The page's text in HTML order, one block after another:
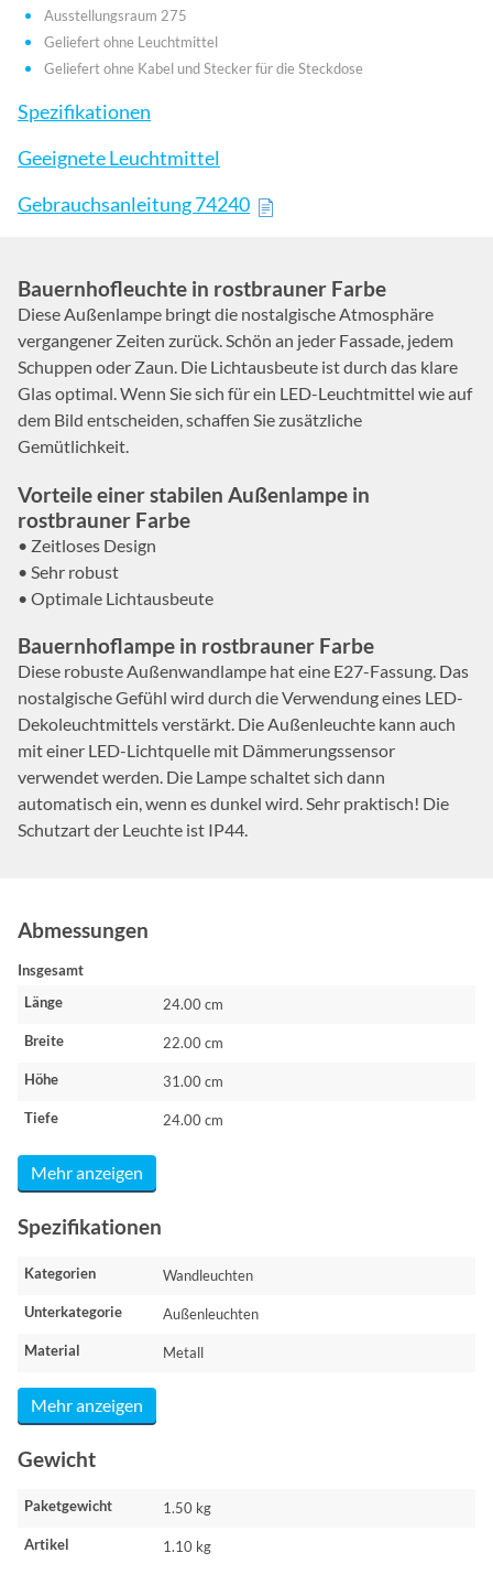
Ausstellungsraum 275
Geliefert ohne Leuchtmittel
Geliefert ohne Kabel und Stecker für die Steckdose
Spezifikationen
Geeignete Leuchtmittel
Gebrauchsanleitung 74240
Bauernhofleuchte in rostbrauner Farbe
Diese Außenlampe bringt die nostalgische Atmosphäre
vergangener Zeiten zurück. Schön an jeder Fassade, jedem
Schuppen oder Zaun. Die Lichtausbeute ist durch das klare
Glas optimal. Wenn Sie sich für ein LED-Leuchtmittel wie auf
dem Bild entscheiden, schaffen Sie zusätzliche
Gemütlichkeit.
Vorteile einer stabilen Außenlampe in
rostbrauner Farbe
• Zeitloses Design
• Sehr robust
• Optimale Lichtausbeute
Bauernhoflampe in rostbrauner Farbe
Diese robuste Außenwandlampe hat eine E27-Fassung. Das
nostalgische Gefühl wird durch die Verwendung eines LED-
Dekoleuchtmittels verstärkt. Die Außenleuchte kann auch
mit einer LED-Lichtquelle mit Dämmerungssensor
verwendet werden. Die Lampe schaltet sich dann
automatisch ein, wenn es dunkel wird. Sehr praktisch! Die
Schutzart der Leuchte ist IP44.
Abmessungen
Insgesamt
Länge
24.00 cm
Breite 22.00 cm
Höhe 31.00 cm
Tiefe 24.00 cm
Mehr anzeigen
Spezifikationen
Kategorien Wandleuchten
Unterkategorie Außenleuchten
Material Metall
Mehr anzeigen
Gewicht
Paketgewicht 1.50 kg
Artikel 1.10 kg